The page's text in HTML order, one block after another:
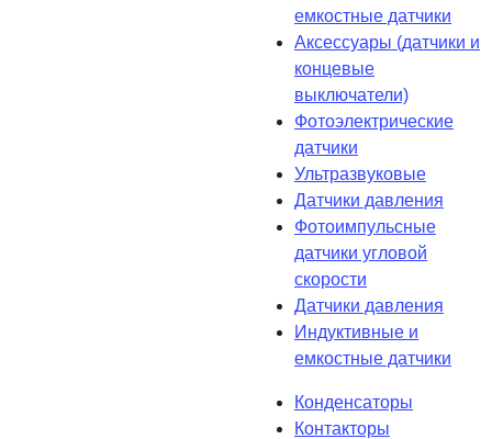
емкостные датчики
Аксессуары (датчики и
концевые
выключатели)
Фотоэлектрические
датчики
Ультразвуковые
Датчики давления
Фотоимпульсные
датчики угловой
скорости
Датчики давления
Индуктивные и
емкостные датчики
Конденсаторы
Контакторы